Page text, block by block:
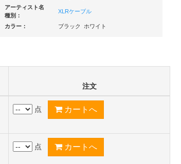
アーティスト名
種別：
XLRケーブル
カラー： ブラック ホワイト
注文
点
点